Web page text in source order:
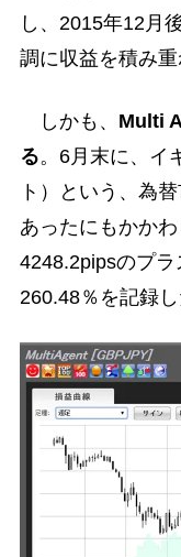
し、2015年12月
調に収益を積み重
しかも、 Multi
る。6月末に、イ
ト）という、為
あったにもかか
4248.2pipsのプラ
260.48％を記録し